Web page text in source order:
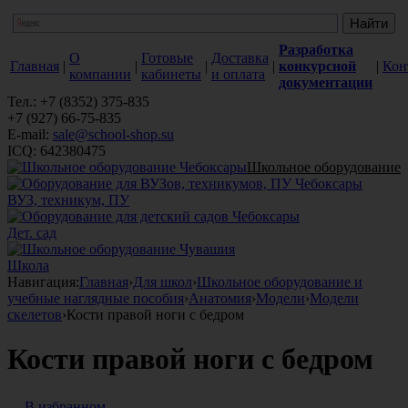
Главная |
О
компании
|
Готовые
кабинеты
|
Доставка
и оплата
|
Разработка
конкурсной
документации
|
Тел.: +7 (8352) 375-835
+7 (927) 66-75-835
E-mail: sale@school-shop.su
ICQ: 642380475
Школьное оборудование
ВУЗ, техникум, ПУ
Дет. сад
Школа
Навигация:Главная›Для школ›Школьное оборудование и
учебные наглядные пособия›Анатомия›Модели›Модели
скелетов›Кости правой ноги с бедром
Кости правой ноги с бедром